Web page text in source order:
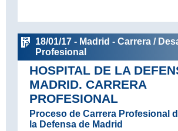
18/01/17 - Madrid - Carrera /
Profesional
HOSPITAL DE LA
MADRID. CARRERA
PROFESIONAL
Proceso de Carrera Profesional
la Defensa de Madrid